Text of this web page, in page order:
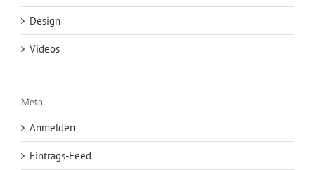
Design
Videos
Meta
Anmelden
Eintrags-Feed